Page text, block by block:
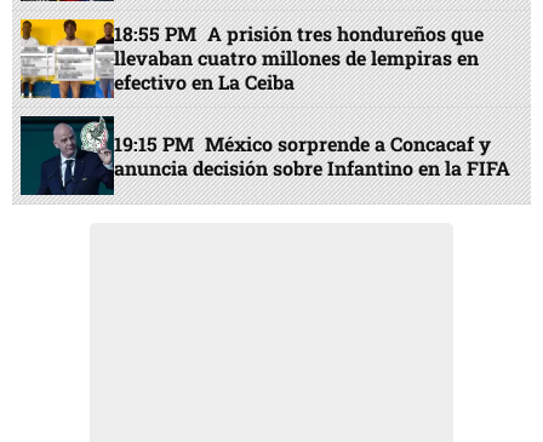
18:55 PM A prisión tres hondureños que
llevaban cuatro millones de lempiras en
efectivo en La Ceiba
19:15 PM México sorprende a Concacaf y
anuncia decisión sobre Infantino en la FIFA